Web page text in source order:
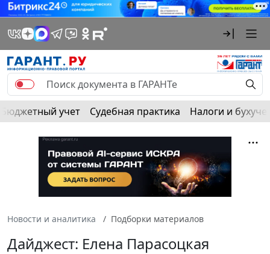
Бюджетный учет Судебная практика Налоги и
Новости и аналитика Подборки материалов
Дайджест: Елена Парасоцкая